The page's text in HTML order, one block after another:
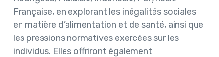
Française, en explorant les inégalités sociales
en matière d’alimentation et de santé, ainsi que
les pressions normatives exercées sur les
individus. Elles offriront également